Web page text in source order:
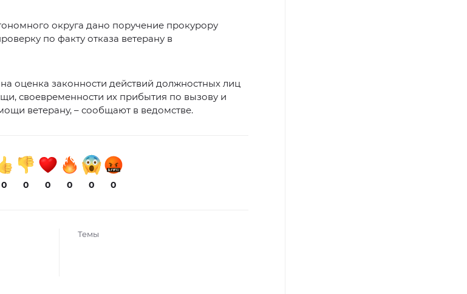
округа дано поручение прокурору
по факту отказа ветерану в
оценка законности действий должностных лиц
своевременности их прибытия по вызову и
ветерану, – сообщают в ведомстве.
0 0 0 0 0 0
Темы